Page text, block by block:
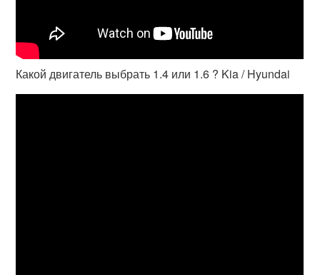
Какой двигатель выбрать 1.4 или 1.6 ? Kia / Hyundai